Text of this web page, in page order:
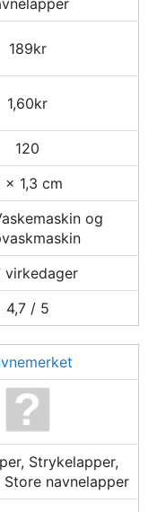
189kr
1,60kr
120
x 1,3 cm
og
virkedager
4,7 / 5
Strykelapper,
Store navnelapper